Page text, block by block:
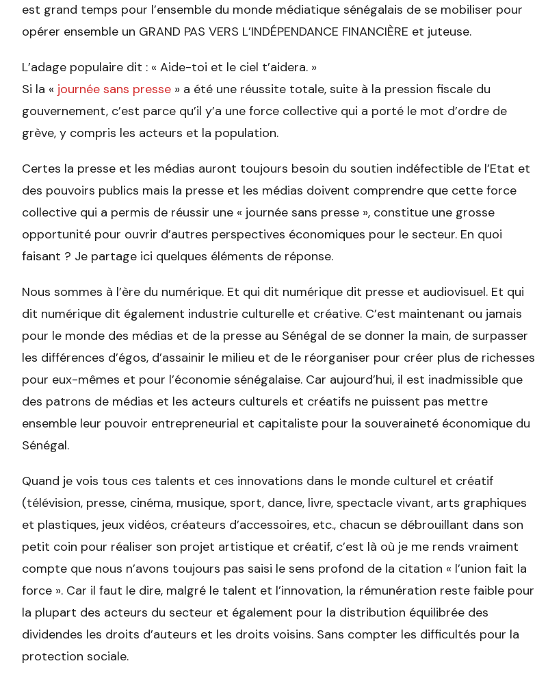
est grand temps pour l’ensemble du monde médiatique sénégalais de se mobiliser pour
opérer ensemble un GRAND PAS VERS L’INDÉPENDANCE FINANCIÈRE et juteuse.
L’adage populaire dit : « Aide-toi et le ciel t’aidera. »
Si la « journée sans presse » a été une réussite totale, suite à la pression fiscale du
gouvernement, c’est parce qu’il y’a une force collective qui a porté le mot d’ordre de
grève, y compris les acteurs et la population.
Certes la presse et les médias auront toujours besoin du soutien indéfectible de l’Etat et
des pouvoirs publics mais la presse et les médias doivent comprendre que cette force
collective qui a permis de réussir une « journée sans presse », constitue une grosse
opportunité pour ouvrir d’autres perspectives économiques pour le secteur. En quoi
faisant ? Je partage ici quelques éléments de réponse.
Nous sommes à l’ère du numérique. Et qui dit numérique dit presse et audiovisuel. Et qui
dit numérique dit également industrie culturelle et créative. C’est maintenant ou jamais
pour le monde des médias et de la presse au Sénégal de se donner la main, de surpasser
les différences d’égos, d’assainir le milieu et de le réorganiser pour créer plus de richesses
pour eux-mêmes et pour l’économie sénégalaise. Car aujourd’hui, il est inadmissible que
des patrons de médias et les acteurs culturels et créatifs ne puissent pas mettre
ensemble leur pouvoir entrepreneurial et capitaliste pour la souveraineté économique du
Sénégal.
Quand je vois tous ces talents et ces innovations dans le monde culturel et créatif
(télévision, presse, cinéma, musique, sport, dance, livre, spectacle vivant, arts graphiques
et plastiques, jeux vidéos, créateurs d’accessoires, etc., chacun se débrouillant dans son
petit coin pour réaliser son projet artistique et créatif, c’est là où je me rends vraiment
compte que nous n’avons toujours pas saisi le sens profond de la citation « l’union fait la
force ». Car il faut le dire, malgré le talent et l’innovation, la rémunération reste faible pour
la plupart des acteurs du secteur et également pour la distribution équilibrée des
dividendes les droits d’auteurs et les droits voisins. Sans compter les difficultés pour la
protection sociale.